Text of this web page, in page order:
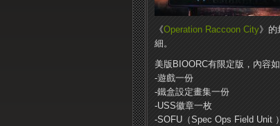
《Operation Raccoon City》的
細。
美版BIOORC有限定版，內容如
-遊戲一份
-鐵盒設定畫集一份
-USS徽章一枚
-SOFU（Spec Ops Field Unit